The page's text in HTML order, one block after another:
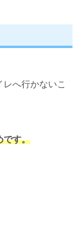
へ行かないこ
です。